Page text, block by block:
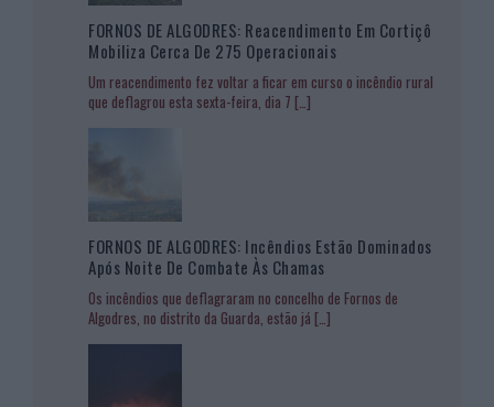
FORNOS DE ALGODRES: Reacendimento Em Cortiçô
Mobiliza Cerca De 275 Operacionais
Um reacendimento fez voltar a ficar em curso o incêndio rural
que deflagrou esta sexta-feira, dia 7 […]
FORNOS DE ALGODRES: Incêndios Estão Dominados
Após Noite De Combate Às Chamas
Os incêndios que deflagraram no concelho de Fornos de
Algodres, no distrito da Guarda, estão já […]